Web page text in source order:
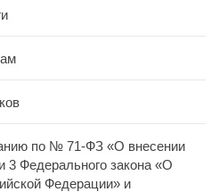
по № 71-ФЗ «О внесении
3 Федерального закона «О
Федерации» и